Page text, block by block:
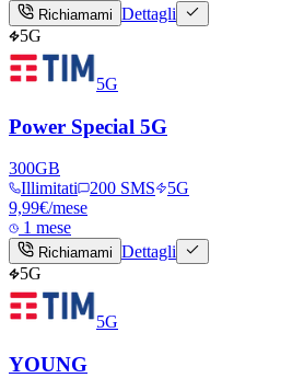
Richiamami Dettagli
5G
5G
Power Special 5G
300GB
Illimitati
200 SMS
5G
9,99€/mese
1 mese
Richiamami Dettagli
5G
5G
YOUNG